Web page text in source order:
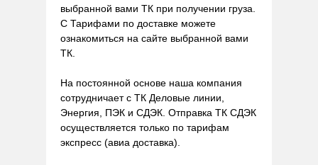
выбранной вами ТК при получении груза.
С Тарифами по доставке можете
ознакомиться на сайте выбранной вами
ТК.
На постоянной основе наша компания
сотрудничает с ТК Деловые линии,
Энергия, ПЭК и СДЭК. Отправка ТК СДЭК
осуществляется только по тарифам
экспресс (авиа доставка).